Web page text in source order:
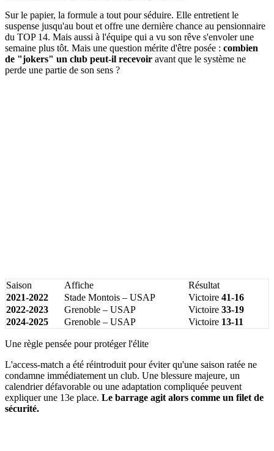
Sur le papier, la formule a tout pour séduire. Elle entretient le
suspense jusqu'au bout et offre une dernière chance au pensionnaire
du TOP 14. Mais aussi à l'équipe qui a vu son rêve s'envoler une
semaine plus tôt. Mais une question mérite d'être posée : combien
de "jokers" un club peut-il recevoir avant que le système ne
perde une partie de son sens ?
Saison Affiche
Résultat
2021-2022
Stade Montois – USAP Victoire 41-16
2022-2023
Grenoble – USAP Victoire 33-19
2024-2025
Grenoble – USAP Victoire 13-11
Une règle pensée pour protéger l'élite
L'access-match a été réintroduit pour éviter qu'une saison ratée ne
condamne immédiatement un club. Une blessure majeure, un
calendrier défavorable ou une adaptation compliquée peuvent
expliquer une 13e place. Le barrage agit alors comme un filet de
sécurité.